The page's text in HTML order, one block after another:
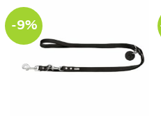
-9%